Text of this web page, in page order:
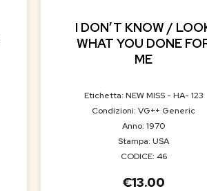
I DON’T KNOW /
WHAT YOU DONE
ME
Etichetta: NEW MISS - HA- 123
Condizioni: VG++ Generic
Anno: 1970
Stampa: USA
CODICE: 46
€13.00